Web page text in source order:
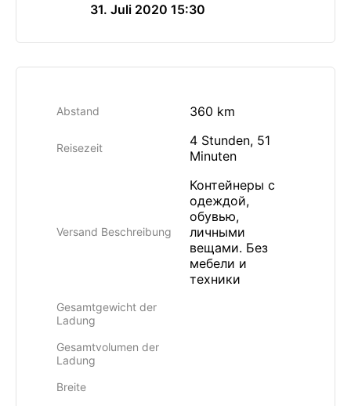
31. Juli 2020 15:30
Abstand 360 km
Reisezeit
4 Stunden, 51
Minuten
Versand Beschreibung
Контейнеры с
одеждой,
обувью,
личными
вещами. Без
мебели и
техники
Gesamtgewicht der
Ladung
Gesamtvolumen der
Ladung
Breite